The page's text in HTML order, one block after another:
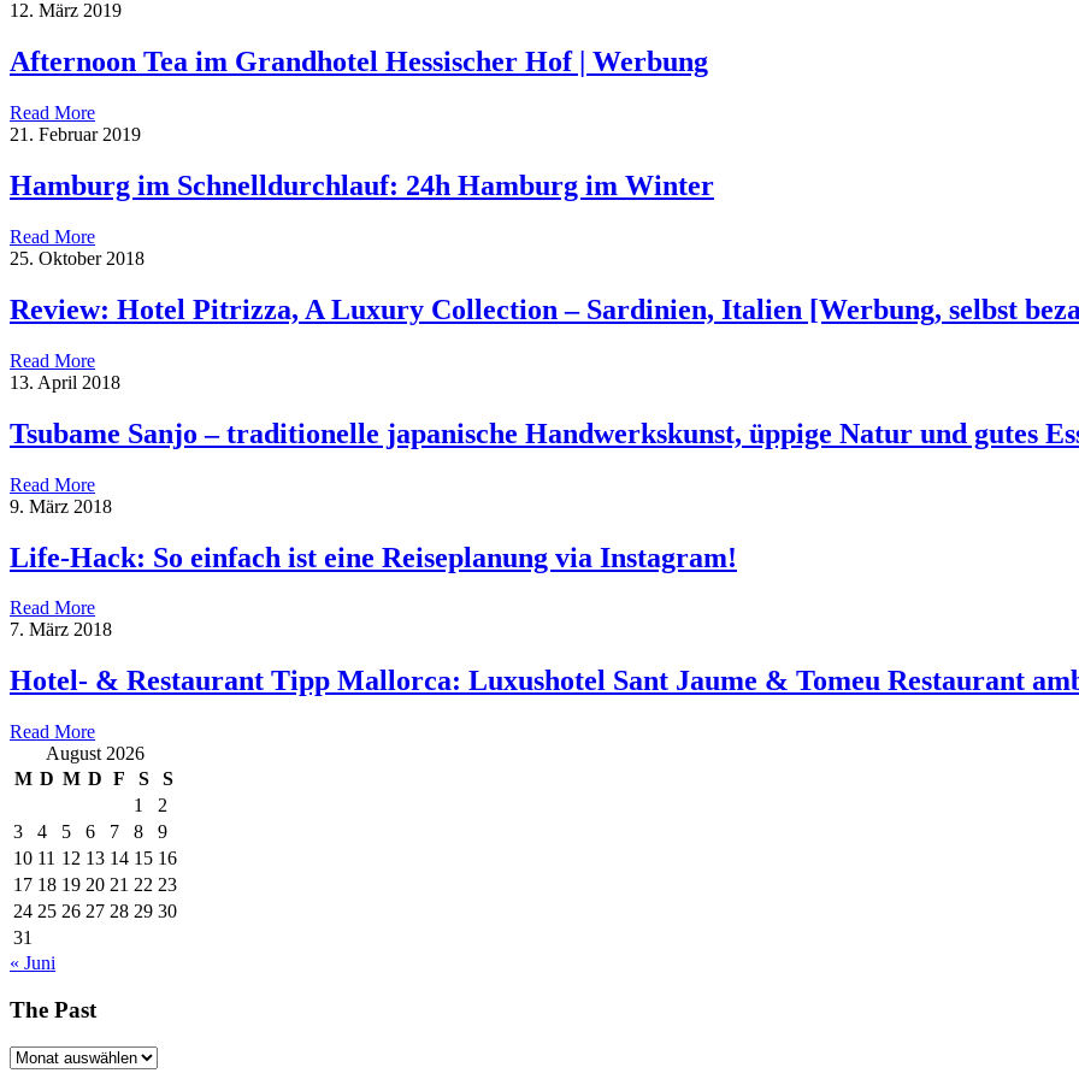
12. März 2019
Afternoon Tea im Grandhotel Hessischer Hof | Werbung
Read More
21. Februar 2019
Hamburg im Schnelldurchlauf: 24h Hamburg im Winter
Read More
25. Oktober 2018
Review: Hotel Pitrizza, A Luxury Collection – Sardinien, Italien [Werbung, selbst
Read More
13. April 2018
Tsubame Sanjo – traditionelle japanische Handwerkskunst, üppige Natur und gutes
Read More
9. März 2018
Life-Hack: So einfach ist eine Reiseplanung via Instagram!
Read More
7. März 2018
Hotel- & Restaurant Tipp Mallorca: Luxushotel Sant Jaume & Tomeu Restaurant
Read More
August 2026
M D M D F S
S
1
2
3
4 5 6 7 8
9
10 11 12 13 14 15 16
17 18 19 20 21 22 23
24 25 26 27 28 29 30
31
« Juni
The Past
The